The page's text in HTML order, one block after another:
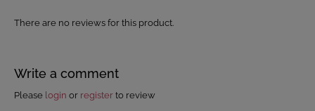
There are no reviews for this product.
Write a comment
Please login or register to review